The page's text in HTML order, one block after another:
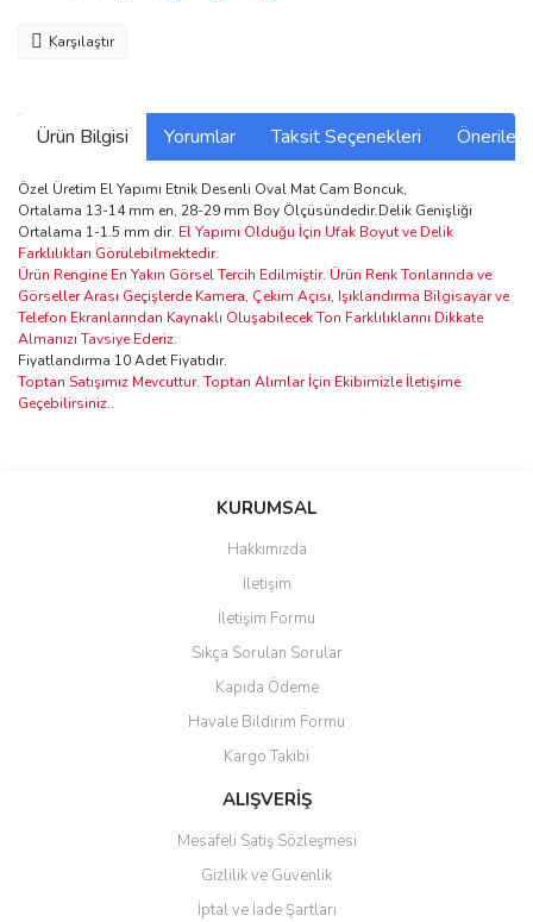
Karşılaştır
Ürün Bilgisi Yorumlar Taksit Seçenekleri
Özel Üretim El Yapımı Etnik Desenli Oval Mat Cam Boncuk,
Ortalama 13-14 mm en, 28-29 mm Boy Ölçüsündedir.Delik Genişliği
Ortalama 1-1.5 mm dir. El Yapımı Olduğu İçin Ufak Boyut ve Delik
Farklılıkları Görülebilmektedir.
Ürün Rengine En Yakın Görsel Tercih Edilmiştir. Ürün Renk Tonlarında ve
Görseller Arası Geçişlerde Kamera, Çekim Açısı, Işıklandırma Bilgisayar ve
Telefon Ekranlarından Kaynaklı Oluşabilecek Ton Farklılıklarını Dikkate
Almanızı Tavsiye Ederiz.
Fiyatlandırma 10 Adet Fiyatıdır.
Toptan Satışımız Mevcuttur. Toptan Alımlar İçin Ekibimizle İletişime
Geçebilirsiniz..
Bu ürüne ilk yorumu siz yapın!
Yorum Yaz
Ürün resmi kalitesiz, bozuk veya görüntülenemiyor.
Ürün açıklamasında eksik bilgiler bulunuyor.
Ürün bilgilerinde hatalar bulunuyor.
Ürün fiyatı diğer sitelerden daha pahalı.
Bu ürüne benzer farklı alternatifler olmalı.
Gönder
KURUMSAL
Hakkımızda
İletişim
İletişim Formu
Sıkça Sorulan Sorular
Kapıda Ödeme
Havale Bildirim Formu
Kargo Takibi
ALIŞVERİŞ
Mesafeli Satış Sözleşmesi
Gizlilik ve Güvenlik
İptal ve İade Şartları